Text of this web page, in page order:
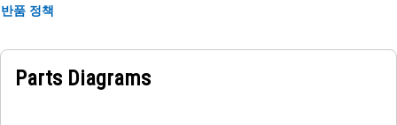
반품 정책
Parts Diagrams